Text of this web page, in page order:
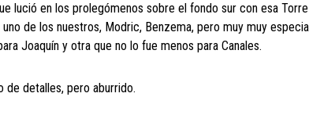
lució en los prolegómenos sobre el fondo sur con esa
de los nuestros, Modric, Benzema, pero muy muy
Joaquín y otra que no lo fue menos para Canales.
de detalles, pero aburrido.